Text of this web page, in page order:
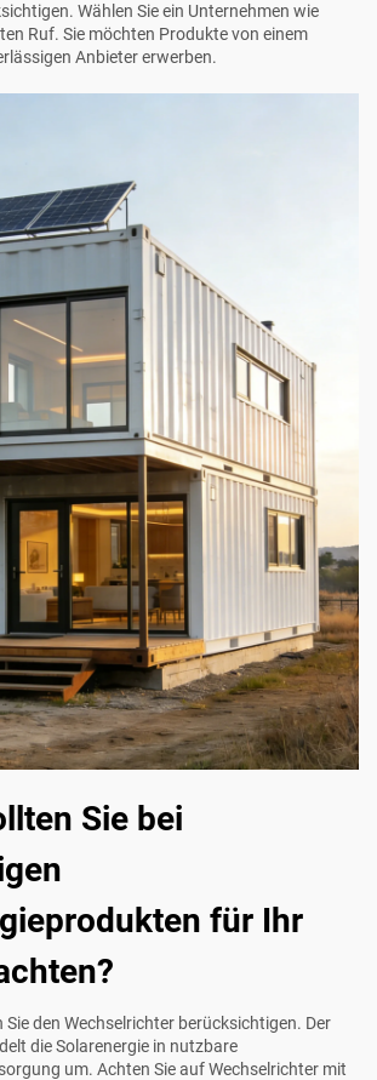
Wählen Sie ein Unternehmen wie
Ruf. Sie möchten Produkte von einem
Anbieter erwerben.
Sie bei
für Ihr
den Wechselrichter berücksichtigen. Der
die Solarenergie in nutzbare
um. Achten Sie auf Wechselrichter mit